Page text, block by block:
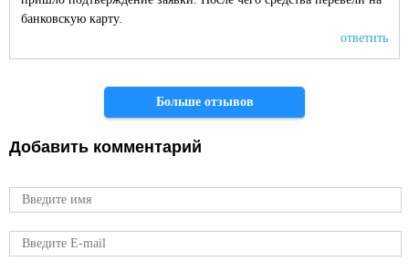
банковскую карту.
ответить
Больше отзывов
Добавить комментарий
Имя
E-mail